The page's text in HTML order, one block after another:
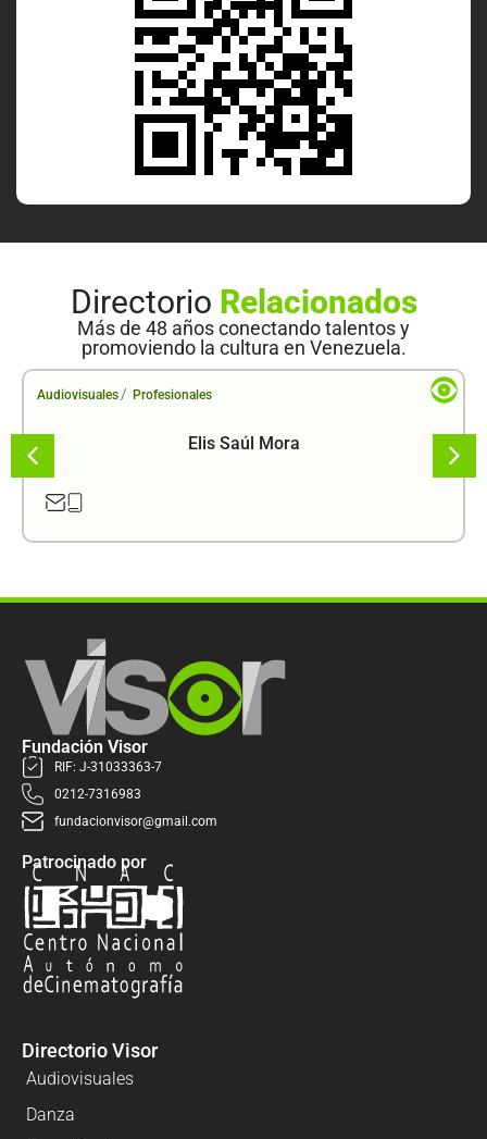
Directorio Relacionados
Más de 48 años conectando talentos y
promoviendo la cultura en Venezuela.
Audiovisuales / Profesionales
Elis Saúl Mora
Fundación Visor
RIF: J-31033363-7
0212-7316983
fundacionvisor@gmail.com
Patrocinado por
Directorio Visor
Audiovisuales
Danza